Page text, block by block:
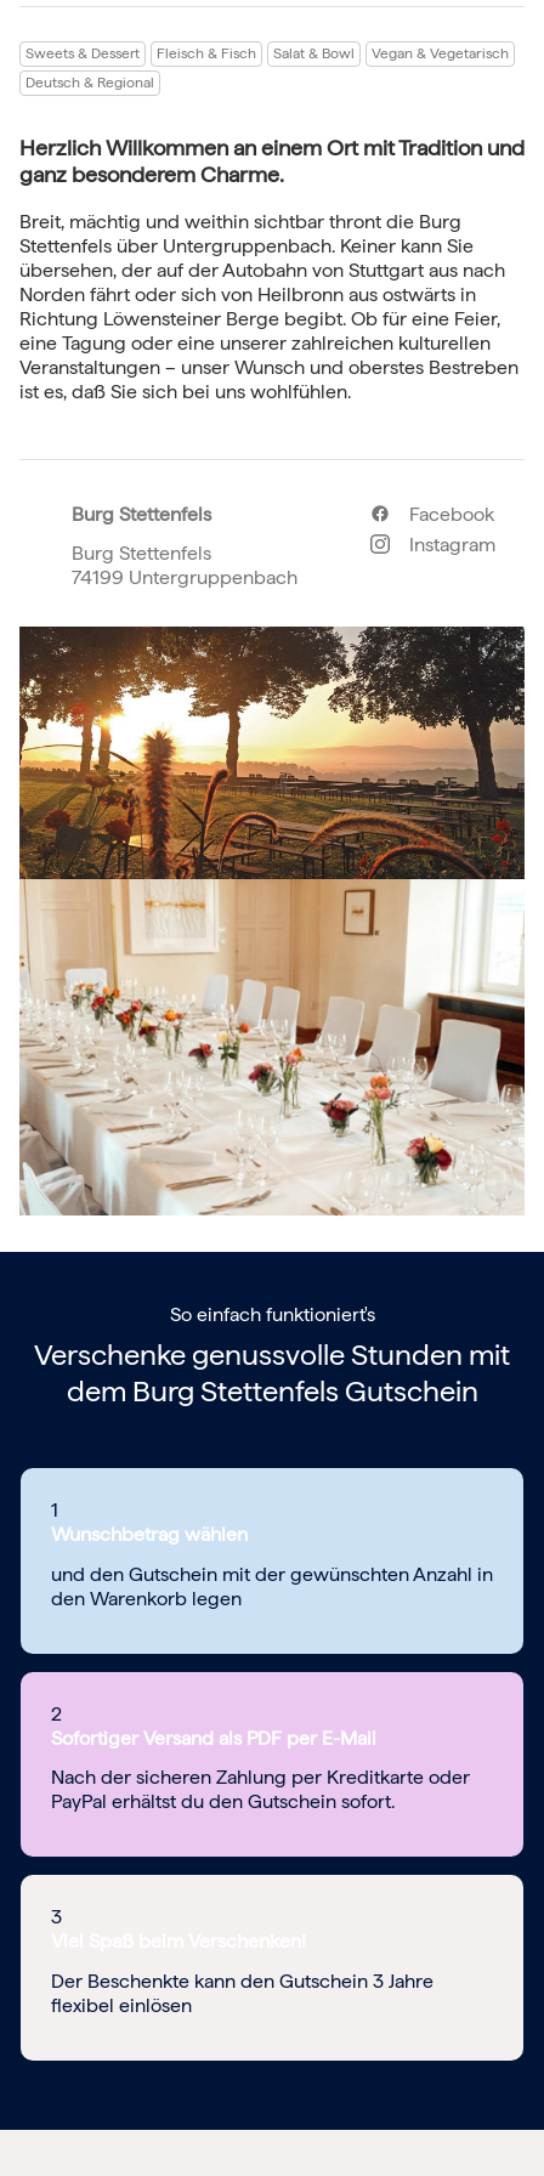
Sweets & Dessert Fleisch & Fisch Salat & Bowl
Vegan & Vegetarisch
Deutsch & Regional
Herzlich Willkommen an einem Ort mit Tradition und
ganz besonderem Charme.
Breit, mächtig und weithin sichtbar thront die Burg
Stettenfels über Untergruppenbach. Keiner kann Sie
übersehen, der auf der Autobahn von Stuttgart aus nach
Norden fährt oder sich von Heilbronn aus ostwärts in
Richtung Löwensteiner Berge begibt. Ob für eine Feier,
eine Tagung oder eine unserer zahlreichen kulturellen
Veranstaltungen – unser Wunsch und oberstes Bestreben
ist es, daß Sie sich bei uns wohlfühlen.
Burg Stettenfels
Burg Stettenfels
74199 Untergruppenbach
Facebook
Instagram
So einfach funktioniert's
Verschenke genussvolle Stunden mit
dem Burg Stettenfels Gutschein
1
Wunschbetrag wählen
und den Gutschein mit der gewünschten Anzahl in
den Warenkorb legen
2
Sofortiger Versand als PDF per E-Mail
Nach der sicheren Zahlung per Kreditkarte oder
PayPal erhältst du den Gutschein sofort.
3
Der Beschenkte kann den Gutschein 3 Jahre
flexibel einlösen